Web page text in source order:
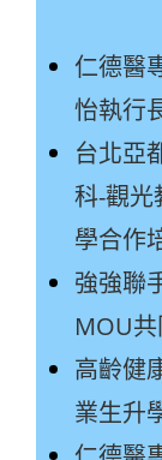
仁德醫
怡執行
台北亞
科-觀
學合作
強強聯
MOU
高齡健
業生升